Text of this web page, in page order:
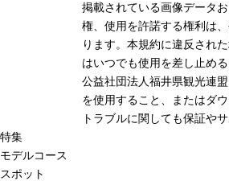
掲載されている画像データ
権、使用を許諾する権利は
ります。本規約に違反され
はいつでも使用を差し止め
公益社団法人福井県観光連
を使用すること、またはダ
トラブルに関しても保証や
特集
モデルコース
スポット